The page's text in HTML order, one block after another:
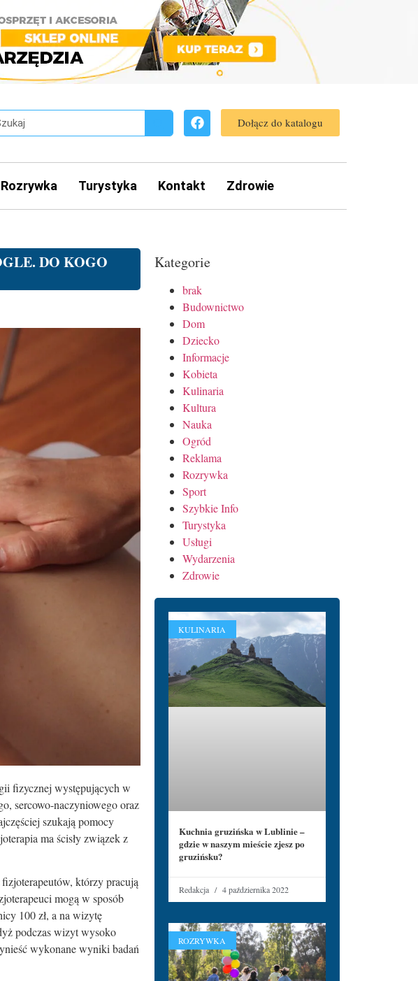
Dołącz do katalogu
Rozrywka Turystyka Kontakt Zdrowie
DO KOGO
fizycznej występujących w
sercowo-naczyniowego oraz
szukają pomocy
ma ścisły związek z
którzy pracują
mogą w sposób
100 zł, a na wizytę
podczas wizyt wysoko
wykonane wyniki badań
Kategorie
brak
Budownictwo
Dom
Dziecko
Informacje
Kobieta
Kulinaria
Kultura
Nauka
Ogród
Reklama
Rozrywka
Sport
Szybkie Info
Turystyka
Usługi
Wydarzenia
Zdrowie
KULINARIA
Kuchnia gruzińska w Lublinie –
gdzie w naszym mieście zjesz po
gruzińsku?
Redakcja 4 października 2022
ROZRYWKA